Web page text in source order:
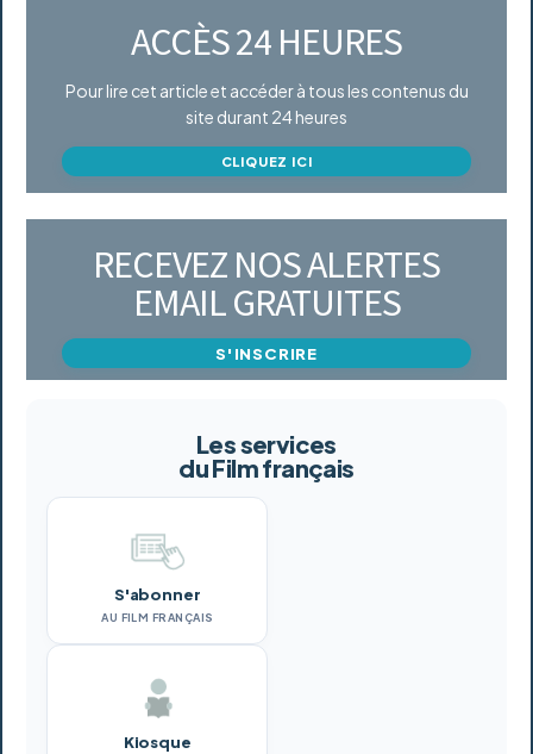
ACCÈS 24 HEURES
Pour lire cet article et accéder à tous les contenus du
site durant 24 heures
CLIQUEZ ICI
RECEVEZ NOS ALERTES
EMAIL GRATUITES
S'INSCRIRE
Les services
du Film français
S'abonner
AU FILM FRANÇAIS
Kiosque